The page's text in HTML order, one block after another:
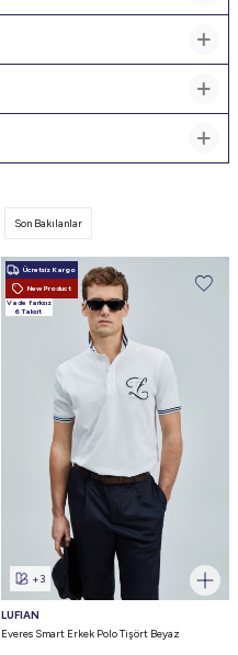
Son Bakılanlar
Ücretsiz Kargo
New Product
Vade farksız
6 Taksit
+3
LUFIAN
Everes Smart Erkek Polo Tişört Beyaz